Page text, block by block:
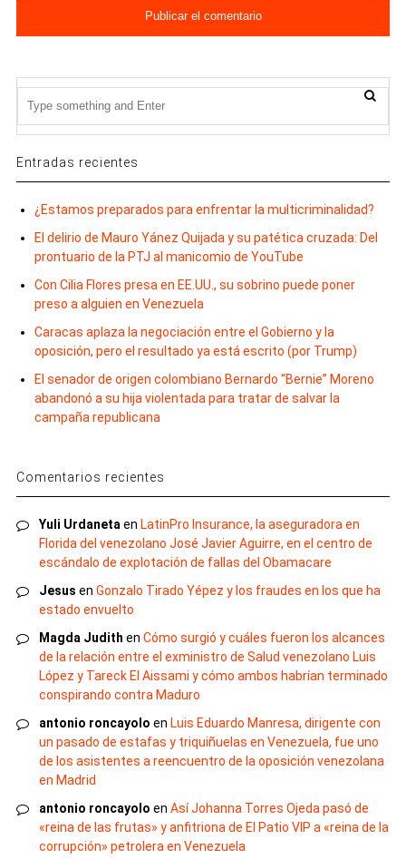
Entradas recientes
¿Estamos preparados para enfrentar la multicriminalidad?
El delirio de Mauro Yánez Quijada y su patética cruzada: Del
prontuario de la PTJ al manicomio de YouTube
Con Cilia Flores presa en EE.UU., su sobrino puede poner
preso a alguien en Venezuela
Caracas aplaza la negociación entre el Gobierno y la
oposición, pero el resultado ya está escrito (por Trump)
El senador de origen colombiano Bernardo “Bernie” Moreno
abandonó a su hija violentada para tratar de salvar la
campaña republicana
Comentarios recientes
Yuli Urdaneta en LatinPro Insurance, la aseguradora en
Florida del venezolano José Javier Aguirre, en el centro de
escándalo de explotación de fallas del Obamacare
Jesus en Gonzalo Tirado Yépez y los fraudes en los que ha
estado envuelto
Magda Judith en Cómo surgió y cuáles fueron los alcances
de la relación entre el exministro de Salud venezolano Luis
López y Tareck El Aissami y cómo ambos habrían terminado
conspirando contra Maduro
antonio roncayolo en Luis Eduardo Manresa, dirigente con
un pasado de estafas y triquiñuelas en Venezuela, fue uno
de los asistentes a reencuentro de la oposición venezolana
en Madrid
antonio roncayolo en Así Johanna Torres Ojeda pasó de
«reina de las frutas» y anfitriona de El Patio VIP a «reina de la
corrupción» petrolera en Venezuela